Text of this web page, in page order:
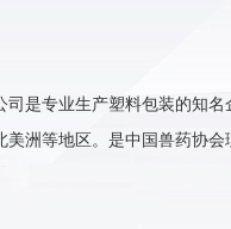
司是专业生产塑料包装的知
美洲等地区。是中国兽药协